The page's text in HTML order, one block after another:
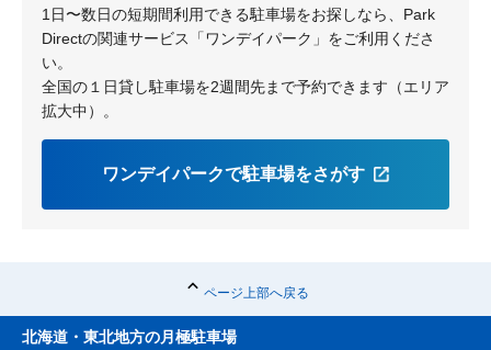
1日〜数日の短期間利用できる駐車場をお探しなら、Park
Directの関連サービス「ワンデイパーク」をご利用くださ
い。
全国の１日貸し駐車場を2週間先まで予約できます（エリア
拡大中）。
ワンデイパークで駐車場をさがす
ページ上部へ戻る
北海道・東北地方の月極駐車場